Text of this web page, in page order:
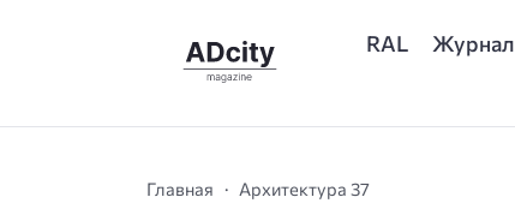
RAL Журнал
Главная Архитектура 37